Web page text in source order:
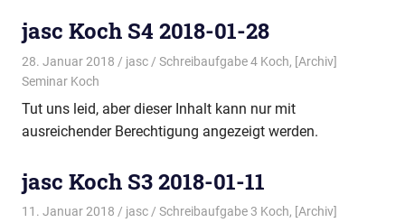
jasc Koch S4 2018-01-28
28. Januar 2018 jasc Schreibaufgabe 4 Koch, [Archiv]
Seminar Koch
Tut uns leid, aber dieser Inhalt kann nur mit
ausreichender Berechtigung angezeigt werden.
jasc Koch S3 2018-01-11
11. Januar 2018 jasc Schreibaufgabe 3 Koch, [Archiv]